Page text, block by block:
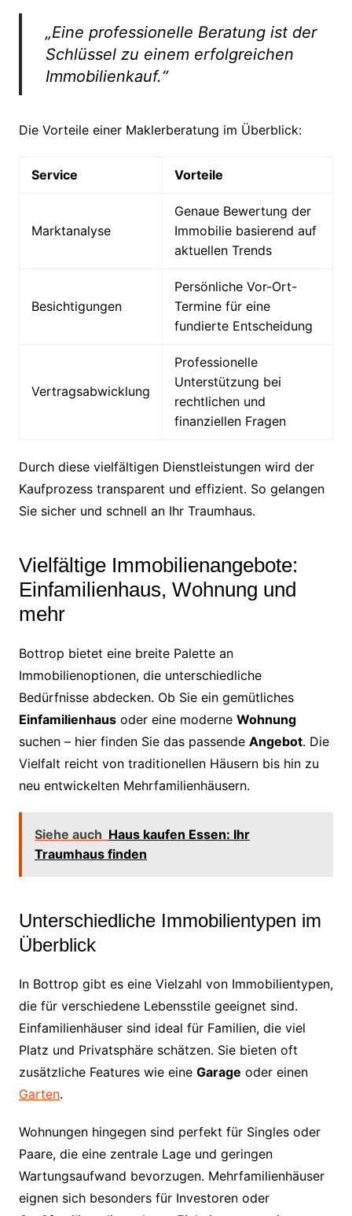
„Eine professionelle Beratung ist der
Schlüssel zu einem erfolgreichen
Immobilienkauf.“
Die Vorteile einer Maklerberatung im Überblick:
Service Vorteile
Marktanalyse
Genaue Bewertung der
Immobilie basierend auf
aktuellen Trends
Besichtigungen
Persönliche Vor-Ort-
Termine für eine
fundierte Entscheidung
Vertragsabwicklung
Professionelle
Unterstützung bei
rechtlichen und
finanziellen Fragen
Durch diese vielfältigen Dienstleistungen wird der
Kaufprozess transparent und effizient. So gelangen
Sie sicher und schnell an Ihr Traumhaus.
Vielfältige Immobilienangebote:
Einfamilienhaus, Wohnung und
mehr
Bottrop bietet eine breite Palette an
Immobilienoptionen, die unterschiedliche
Bedürfnisse abdecken. Ob Sie ein gemütliches
Einfamilienhausoder eine moderne Wohnung
suchen – hier finden Sie das passende Angebot. Die
Vielfalt reicht von traditionellen Häusern bis hin zu
neu entwickelten Mehrfamilienhäusern.
Siehe auch Haus kaufen Essen: Ihr
Traumhaus finden
Unterschiedliche Immobilientypen im
Überblick
In Bottrop gibt es eine Vielzahl von Immobilientypen,
die für verschiedene Lebensstile geeignet sind.
Einfamilienhäuser sind ideal für Familien, die viel
Platz und Privatsphäre schätzen. Sie bieten oft
zusätzliche Features wie eine Garage oder einen
Garten.
Wohnungen hingegen sind perfekt für Singles oder
Paare, die eine zentrale Lage und geringen
Wartungsaufwand bevorzugen. Mehrfamilienhäuser
eignen sich besonders für Investoren oder